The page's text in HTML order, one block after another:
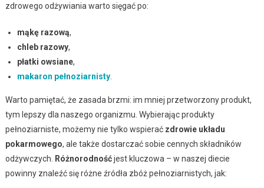
zdrowego odżywiania warto sięgać po:
mąkę razową,
chleb razowy,
płatki owsiane,
makaron pełnoziarnisty.
Warto pamiętać, że zasada brzmi: im mniej przetworzony produkt,
tym lepszy dla naszego organizmu. Wybierając produkty
pełnoziarniste, możemy nie tylko wspierać zdrowie układu
pokarmowego, ale także dostarczać sobie cennych składników
odżywczych.
Różnorodnośćjest kluczowa – w naszej diecie
powinny znaleźć się różne źródła zbóż pełnoziarnistych, jak: